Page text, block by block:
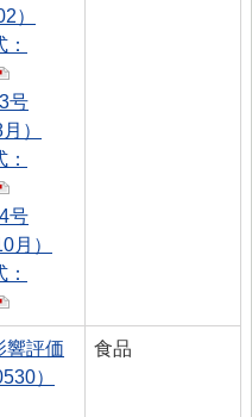
）
号
）
号
月）
響評価
）
食品